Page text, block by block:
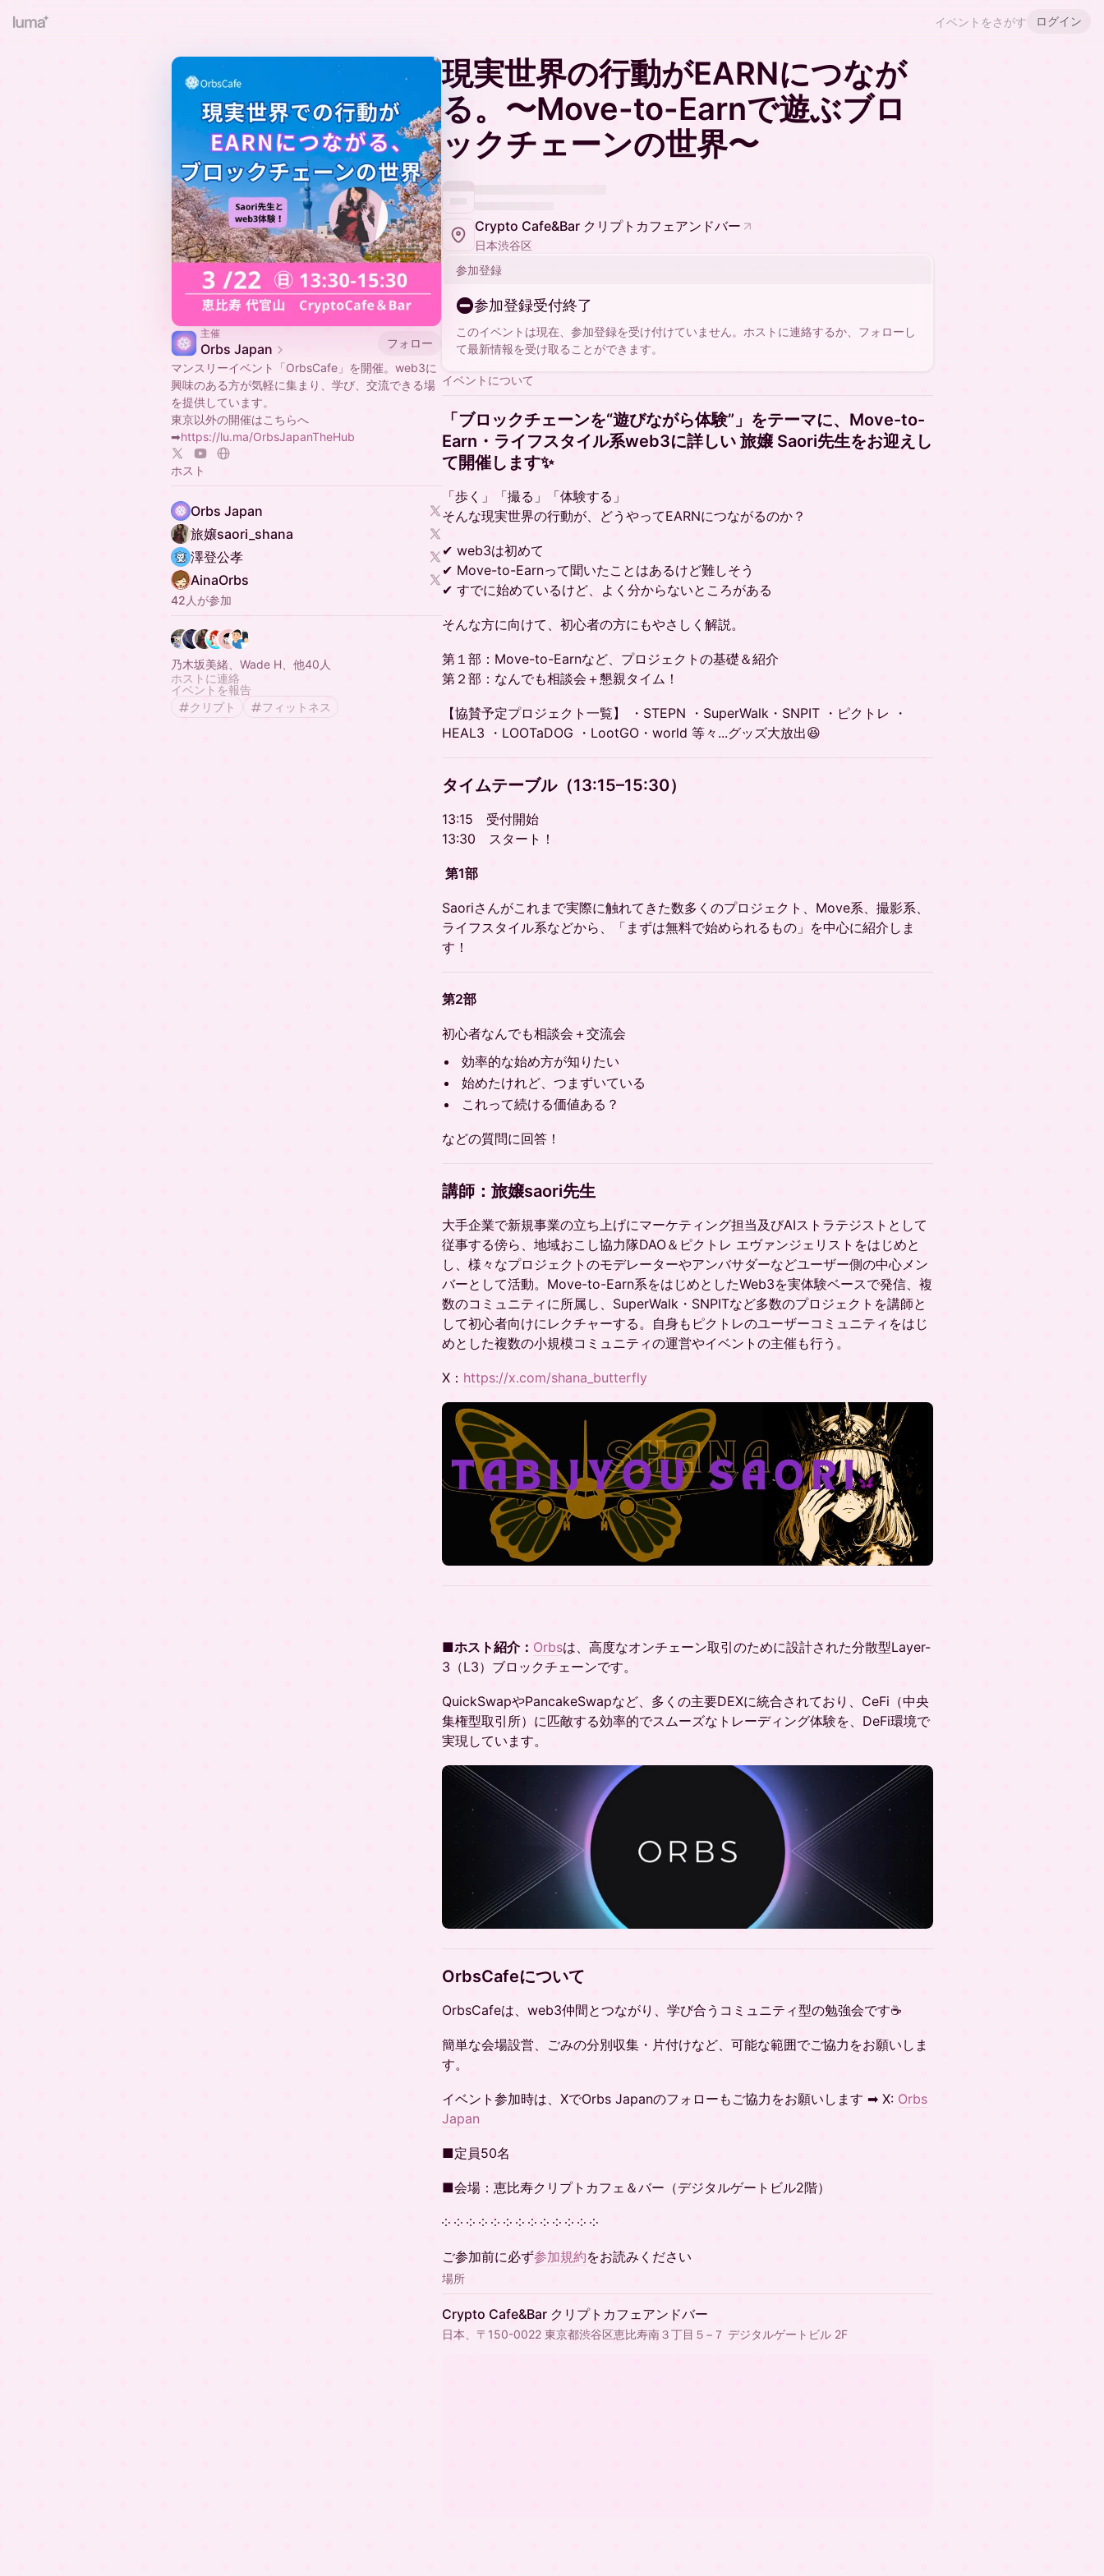
イベントをさがす ログイン
主催
Orbs Japan
フォロー
​マンスリーイベント「OrbsCafe」を開催。web3に
興味のある方が気軽に集まり、学び、交流できる場
を提供しています。
東京以外の開催はこちらへ
➡https://lu.ma/OrbsJapanTheHub
ホスト
Orbs Japan
旅嬢saori_shana
澤登公孝
AinaOrbs
42人が参加
乃木坂美緒、Wade H、他40人
ホストに連絡
イベントを報告
クリプト
フィットネス
現実世界の行動がEARNにつなが
る。〜Move-to-Earnで遊ぶブロ
ックチェーンの世界〜
Crypto Cafe&Bar クリプトカフェアンドバー
日本渋谷区
参加登録
参加登録受付終了
このイベントは現在、参加登録を受け付けていません。ホストに連絡するか、フォローし
て最新情報を受け取ることができます。
イベントについて
「ブロックチェーンを“遊びながら体験”」をテーマに、Move-to-
Earn・ライフスタイル系web3に詳しい 旅嬢 Saori先生をお迎えし
て開催します✨
「歩く」「撮る」「体験する」
そんな現実世界の行動が、どうやってEARNにつながるのか？
✔ web3は初めて
✔ Move-to-Earnって聞いたことはあるけど難しそう
✔ すでに始めているけど、よく分からないところがある
そんな方に向けて、初心者の方にもやさしく解説。
第１部：Move-to-Earnなど、プロジェクトの基礎＆紹介
第２部：なんでも相談会＋懇親タイム！
【協賛予定プロジェクト一覧】 ・STEPN ・SuperWalk・SNPIT ・ピクトレ ・
HEAL3 ・LOOTaDOG ・LootGO・world 等々...グッズ大放出😆
タイムテーブル（13:15–15:30）
13:15 受付開始
13:30 スタート！
第1部
Saoriさんがこれまで実際に触れてきた数多くのプロジェクト、Move系、撮影系、
ライフスタイル系などから、「まずは無料で始められるもの」を中心に紹介しま
す！
第2部
初心者なんでも相談会＋交流会
効率的な始め方が知りたい
始めたけれど、つまずいている
これって続ける価値ある？
などの質問に回答！
講師：旅嬢saori先生
大手企業で新規事業の立ち上げにマーケティング担当及びAIストラテジストとして
従事する傍ら、地域おこし協力隊DAO＆ピクトレ エヴァンジェリストをはじめと
し、様々なプロジェクトのモデレーターやアンバサダーなどユーザー側の中心メン
バーとして活動。Move-to-Earn系をはじめとしたWeb3を実体験ベースで発信、複
数のコミュニティに所属し、SuperWalk・SNPITなど多数のプロジェクトを講師と
して初心者向けにレクチャーする。自身もピクトレのユーザーコミュニティをはじ
めとした複数の小規模コミュニティの運営やイベントの主催も行う。
X： https://x.com/shana_butterfly
■ホスト紹介： Orbsは、高度なオンチェーン取引のために設計された分散型Layer-
3（L3）ブロックチェーンです。
QuickSwapやPancakeSwapなど、多くの主要DEXに統合されており、CeFi（中央
集権型取引所）に匹敵する効率的でスムーズなトレーディング体験を、DeFi環境で
実現しています。
OrbsCafeについて
OrbsCafeは、web3仲間とつながり、学び合うコミュニティ型の勉強会です☕
簡単な会場設営、ごみの分別収集・片付けなど、可能な範囲でご協力をお願いしま
す。
イベント参加時は、XでOrbs Japanのフォローもご協力をお願いします ➡ ​​​​​X: Orbs
Japan
​■定員50名
​■会場：恵比寿クリプトカフェ＆バー（デジタルゲートビル2階）
​​​​​​​༶ ༶ ༶ ༶ ༶ ༶ ༶ ༶ ༶ ༶ ༶ ༶ ༶
​​​​​​​​ご参加前に必ず参加規約をお読みください
場所
Crypto Cafe&Bar クリプトカフェアンドバー
日本、〒150-0022 東京都渋谷区恵比寿南３丁目５−７ デジタルゲートビル 2F